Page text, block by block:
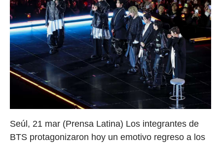
Seúl, 21 mar (Prensa Latina) Los integrantes de
BTS protagonizaron hoy un emotivo regreso a los